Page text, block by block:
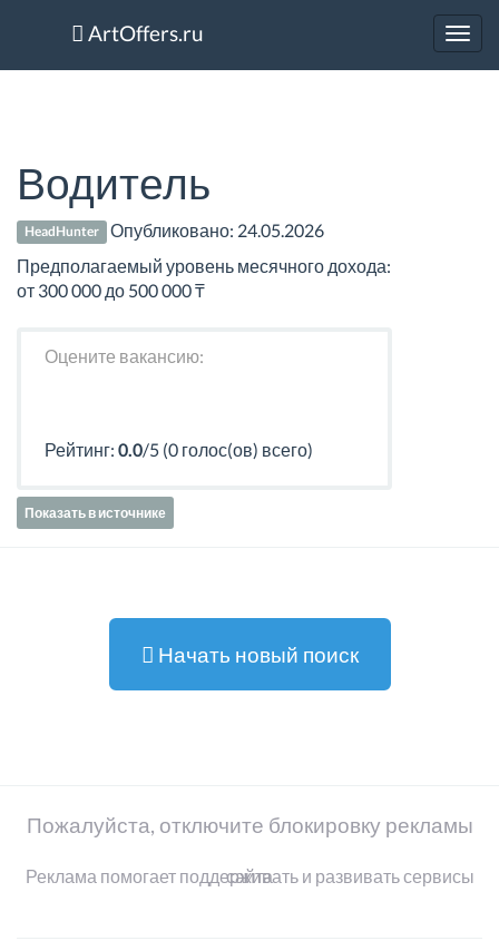
ArtOffers.ru
Водитель
HeadHunter Опубликовано: 24.05.2026
Предполагаемый уровень месячного дохода:
от 300 000 до 500 000 ₸
Оцените вакансию:
Рейтинг: 0.0/5 (0 голос(ов) всего)
Показать в источнике
Начать новый поиск
Пожалуйста, отключите блокировку рекламы
Реклама помогает поддерживать и развивать сервисы сайта